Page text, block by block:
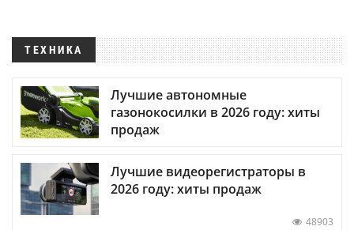
ТЕХНИКА
Лучшие автономные
газонокосилки в 2026 году: хиты
продаж
Лучшие видеорегистраторы в
2026 году: хиты продаж
48903